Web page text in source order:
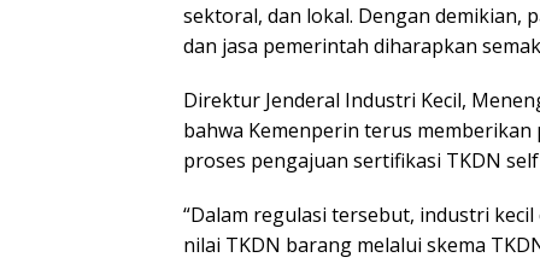
sektoral, dan lokal. Dengan demikian,
dan jasa pemerintah diharapkan
‎Direktur Jenderal Industri Kecil,
bahwa Kemenperin terus
proses pengajuan sertifikasi TKDN
‎“Dalam regulasi tersebut, industri
nilai TKDN barang melalui skema